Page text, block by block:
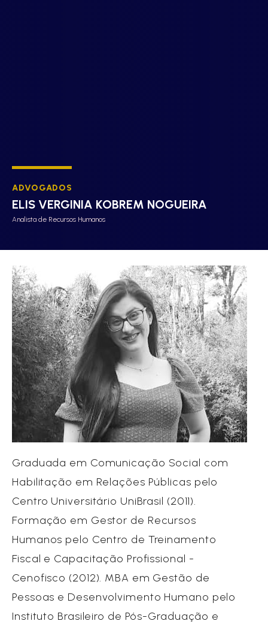
ADVOGADOS
ELIS VERGINIA KOBREM NOGUEIRA
Analista de Recursos Humanos
Graduada em Comunicação Social com
Habilitação em Relações Públicas pelo
Centro Universitário UniBrasil (2011).
Formação em Gestor de Recursos
Humanos pelo Centro de Treinamento
Fiscal e Capacitação Profissional -
Cenofisco (2012). MBA em Gestão de
Pessoas e Desenvolvimento Humano pelo
Instituto Brasileiro de Pós-Graduação e